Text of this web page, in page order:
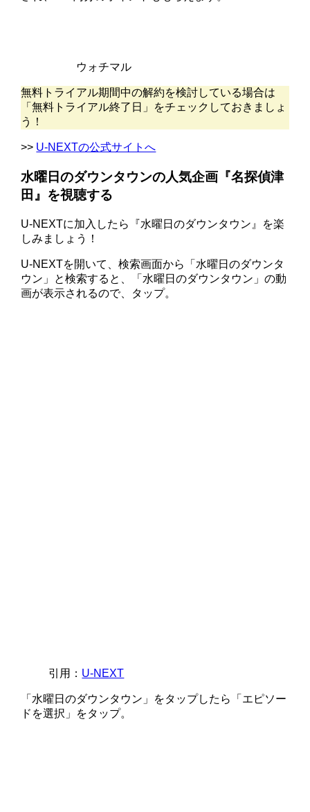
ウォチマル
無料トライアル期間中の解約を検討している場合は
「無料トライアル終了日」をチェックしておきましょ
う！
>> U-NEXTの公式サイトへ
水曜日のダウンタウンの人気企画『名探偵津
田』を視聴する
U-NEXTに加入したら『水曜日のダウンタウン』を楽
しみましょう！
U-NEXTを開いて、検索画面から「水曜日のダウンタ
ウン」と検索すると、「水曜日のダウンタウン」の動
画が表示されるので、タップ。
引用： U-NEXT
「水曜日のダウンタウン」をタップしたら「エピソー
ドを選択」をタップ。